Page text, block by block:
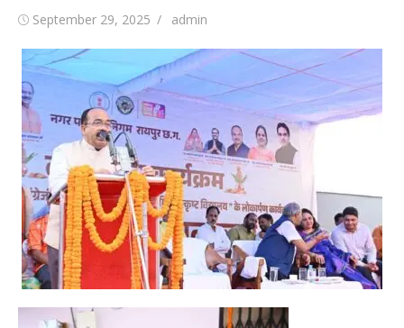
Posted
September 29, 2025 Author
admin